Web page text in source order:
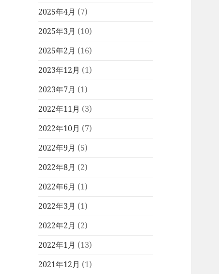
2025年4月 (7)
2025年3月 (10)
2025年2月 (16)
2023年12月 (1)
2023年7月 (1)
2022年11月 (3)
2022年10月 (7)
2022年9月 (5)
2022年8月 (2)
2022年6月 (1)
2022年3月 (1)
2022年2月 (2)
2022年1月 (13)
2021年12月 (1)